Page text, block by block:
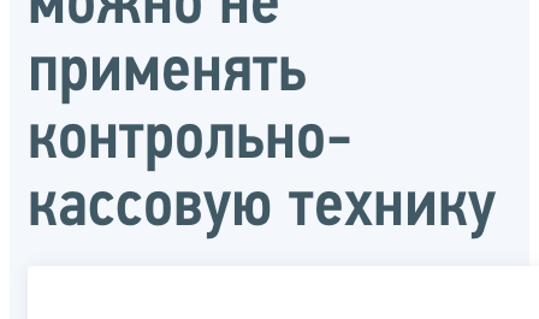
применять
контрольно-
кассовую технику